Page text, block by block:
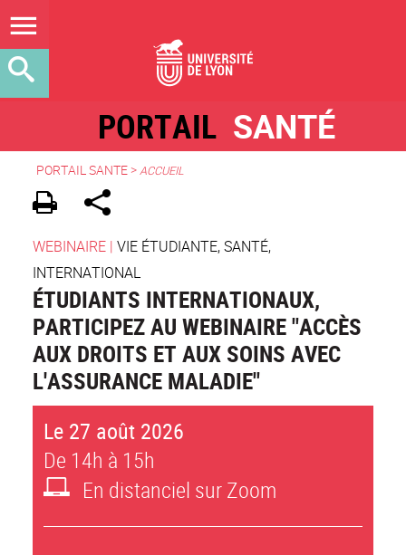
PORTAIL SANTÉ
PORTAIL SANTE>ACCUEIL
WEBINAIRE | VIE ÉTUDIANTE, SANTÉ,
INTERNATIONAL
ÉTUDIANTS INTERNATIONAUX,
PARTICIPEZ AU WEBINAIRE "ACCÈS
AUX DROITS ET AUX SOINS AVEC
L'ASSURANCE MALADIE"
Le 27 août 2026
De 14h à 15h
En distanciel sur Zoom